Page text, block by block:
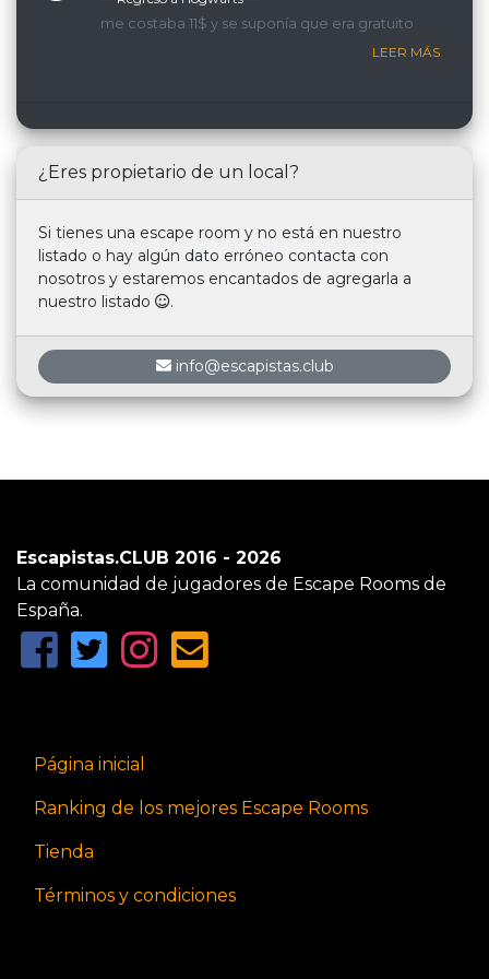
me costaba 11$ y se suponía que era gratuito
LEER MÁS
¿Eres propietario de un local?
Si tienes una escape room y no está en nuestro
listado o hay algún dato erróneo contacta con
nosotros y estaremos encantados de agregarla a
nuestro listado
.
info@escapistas.club
Escapistas.CLUB 2016 - 2026
La comunidad de jugadores de Escape Rooms de
España.
Página inicial
Ranking de los mejores Escape Rooms
Tienda
Términos y condiciones